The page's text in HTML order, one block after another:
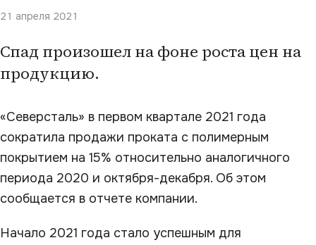
21 апреля 2021
Спад произошел на фоне роста цен на
продукцию.
«Северсталь» в первом квартале 2021 года
сократила продажи проката с полимерным
покрытием на 15% относительно аналогичного
периода 2020 и октября-декабря. Об этом
сообщается в отчете компании.
Начало 2021 года стало успешным для